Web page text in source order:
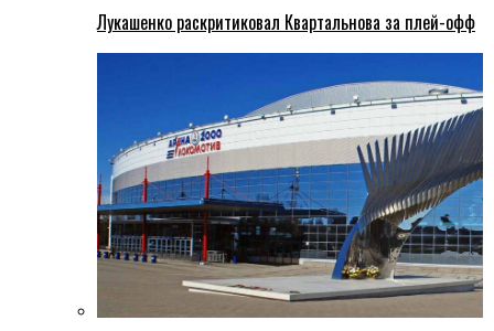
Лукашенко раскритиковал Квартальнова за плей-офф